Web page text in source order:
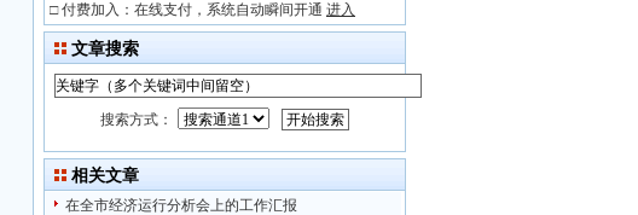
□ 付费加入：在线支付，系统自动瞬间开通 进入
文章搜索
搜索方式：
相关文章
在全市经济运行分析会上的工作汇报